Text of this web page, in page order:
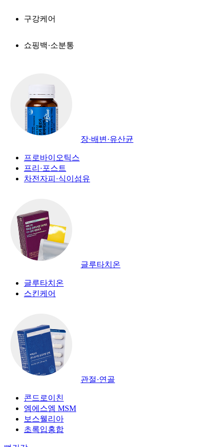
구강케어
쇼핑백·소분통
장·배변·유산균
프로바이오틱스
프리·포스트
차전자피·식이섬유
글루타치온
글루타치온
스킨케어
관절·연골
콘드로이친
엠에스엠 MSM
보스웰리아
초록입홍합